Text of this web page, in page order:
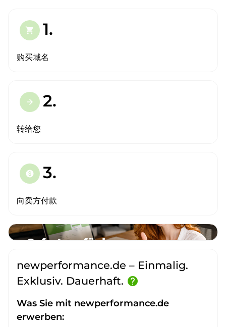
shopping_cart 1.
购买域名
arrow_forward 2.
转给您
paid 3.
向卖方付款
newperformance.de – Einmalig.
Exklusiv. Dauerhaft. help
Was Sie mit newperformance.de
erwerben: